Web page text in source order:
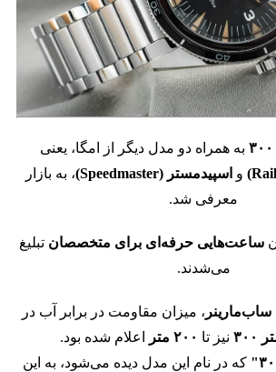
به همراه دو مدل دیگر از امگا، یعنی
و اسپیدمستر (Speedmaster)
، به بازار
معرفی شد.
ساعت‌هایی حرفه‌ای برای متخصصان تبلیغ
می‌شدند.
، میزان مقاومت در برابر آب در
نیز تا ۲۰۰ متر
اعلام شده بود.
که در نام این مدل دیده می‌شود، به این